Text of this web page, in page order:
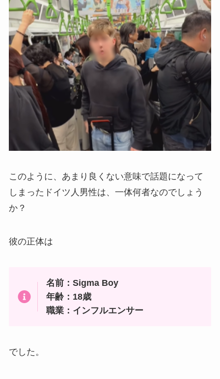
このように、あまり良くない意味で話題になって
しまったドイツ人男性は、一体何者なのでしょう
か？
彼の正体は
名前：Sigma Boy
年齢：18歳
職業：インフルエンサー
でした。